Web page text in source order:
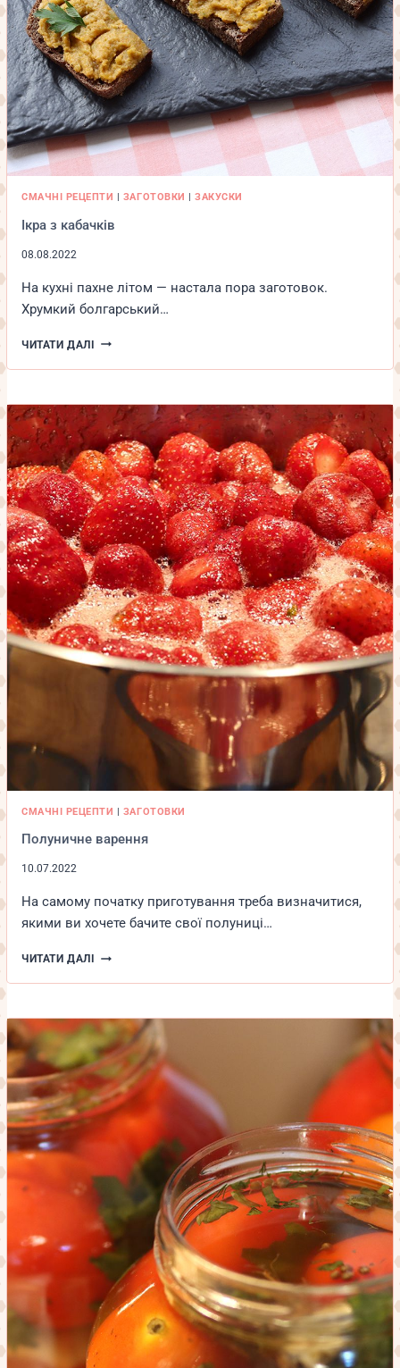
СМАЧНІ РЕЦЕПТИ | ЗАГОТОВКИ |ЗАКУСКИ
Ікра з кабачків
08.08.2022
На кухні пахне літом — настала пора заготовок.
Хрумкий болгарський…
ЧИТАТИ ДАЛІ ІКРА
КАБАЧКІВ
СМАЧНІ РЕЦЕПТИ | ЗАГОТОВКИ
Полуничне варення
10.07.2022
На самому початку приготування треба визначитися,
якими ви хочете бачите свої полуниці…
ЧИТАТИ ДАЛІ
ПОЛУНИЧНЕ